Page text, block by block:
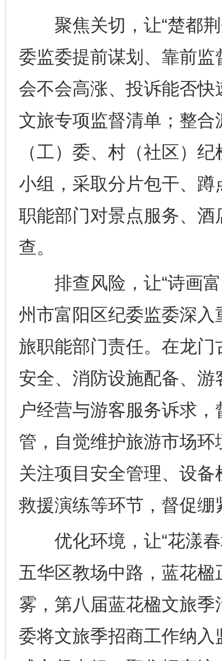
聚焦关切，让“楚都荆
委监委提前谋划、靠前监
会不会高涨、投诉能否快
文旅专项监督清单；整
（工）委、村（社区）
小组，采取分片包干、
职能部门对景点服务、
查。
排查风险，让“诗画富
州市富阳区纪委监委深
旅职能部门责任。在龙
安全、消防设施配备、
户经营与游客服务诉求
管，自觉维护旅游市场
关注项目安全管理、设
救援演练等环节，督促绷
优化环境，让“花漾春
五华区教场中路，蓝花
雾，第八届蓝花楹文旅
委将文旅季招商工作纳入